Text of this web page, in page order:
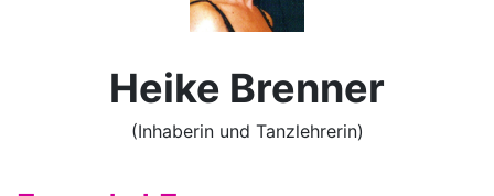
Heike Brenner
(Inhaberin und Tanzlehrerin)